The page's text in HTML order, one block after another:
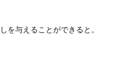
を与えることができると。